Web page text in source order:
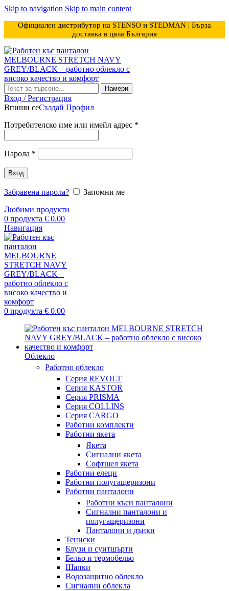
Skip to navigation Skip to main content
Официален дистрибутор на STENSO и STEDMAN | Бърза
доставка в цяла България
Намери
Вход / Регистрация
Впиши сеСъздай Профил
Потребителско име или имейл адрес *
Парола *
Вход
Забравена парола?
Запомни ме
Любими продукти
0 продукта € 0.00
Навигация
0 продукта € 0.00
Облекло
Работно облекло
Серия REVOLT
Серия KASTOR
Серия PRISMA
Серия COLLINS
Серия CARGO
Работни комплекти
Работни якета
Якета
Сигнални якета
Софтшел якета
Работни елеци
Работни полугащеризони
Работни панталони
Работни къси панталони
Сигнални панталони и
полугащеризони
Панталони и дънки
Тениски
Блузи и суитшърти
Бельо и термобельо
Шапки
Водозащитно облекло
Сигнални облекла